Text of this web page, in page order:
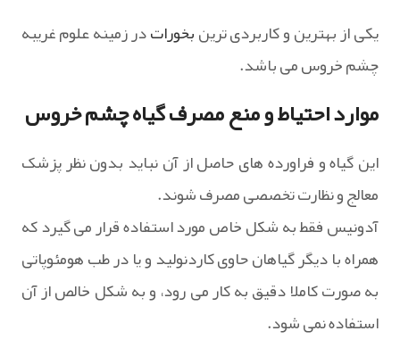
یکی از بهترین و کاربردی ترینبخوراتدر زمینه علوم غریبه
چشم خروس می باشد.
موارد احتیاط و منع مصرف گیاه چشم خروس
این گیاه و فراورده های حاصل از آن نباید بدون نظر پزشک
معالج و نظارت تخصصی مصرف شوند.
آدونیس فقط به شکل خاص مورد استفاده قرار می گیرد که
همراه با دیگر گیاهان حاوی کاردنولید و یا در طب هومئوپاتی
به صورت کاملا دقیق به کار می رود، و به شکل خالص از آن
استفاده نمی شود.